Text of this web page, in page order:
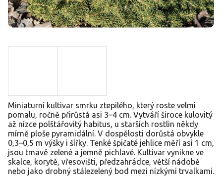
Miniaturní kultivar smrku ztepilého, který roste velmi
pomalu, ročně přirůstá asi 3–4 cm. Vytváří široce kulovitý
až nízce polštářovitý habitus, u starších rostlin někdy
mírně ploše pyramidální. V dospělosti dorůstá obvykle
0,3–0,5 m výšky i šířky. Tenké špičaté jehlice měří asi 1 cm,
jsou tmavě zelené a jemně pichlavé. Kultivar vynikne ve
skalce, korytě, vřesovišti, předzahrádce, větší nádobě
nebo jako drobný stálezelený bod mezi nízkými trvalkami.